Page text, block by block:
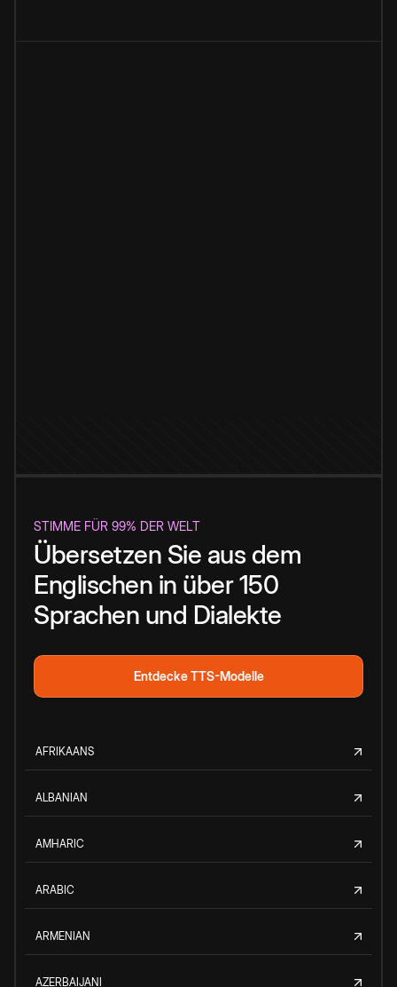
STIMME FÜR 99% DER WELT
Übersetzen Sie aus dem
Englischen in über 150
Sprachen und Dialekte
Entdecke TTS-Modelle
AFRIKAANS
ALBANIAN
AMHARIC
ARABIC
ARMENIAN
AZERBAIJANI